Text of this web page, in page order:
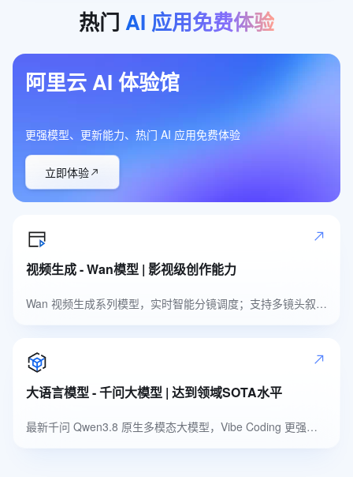
热门 AI 应用免费体验
阿里云 AI 体验馆
更强模型、更新能力、热门 AI 应用免费体验
立即体验
视频生成 - Wan模型 | 影视级创作能力
Wan 视频生成系列模型，实时智能分镜调度；支持多镜头叙事，自然高品质音色
大语言模型 - 千问大模型 | 达到领域SOTA水平
最新千问 Qwen3.8 原生多模态大模型，Vibe Coding 更强，多模态识别更准